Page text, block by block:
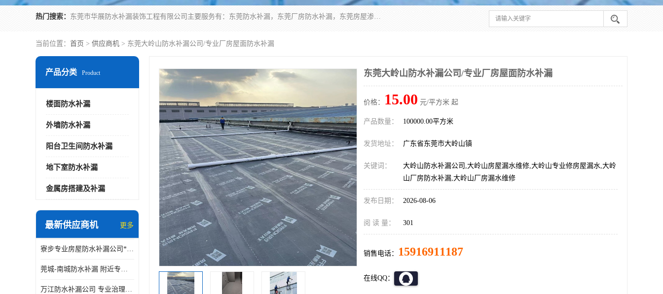
热门搜索： 东莞市华展防水补漏装饰工程有限公司主要服务有：东莞防水补漏，东莞厂房防水补漏，东莞房屋渗漏水维修，楼面漏水维修，裂缝补漏，伸缩缝补漏，卫生间防水改造，厕所漏水补漏，外墙窗台补漏，电梯井堵漏，地下车库防水引水工程等
当前位置： 首页 > 供应商机 > 东莞大岭山防水补漏公司/专业厂房屋面防水补漏
产品分类 Product
楼面防水补漏
外墙防水补漏
阳台卫生间防水补漏
地下室防水补漏
金属房搭建及补漏
最新供应商机 更多
寮步专业房屋防水补漏公司*华展防水，值得信赖的选择
莞城-南城防水补漏 附近专修房屋漏水 免费上门看现场 修不好不收费
万江防水补漏公司 专业治理各项建筑物渗漏水 精准选材 快速止水
东莞大岭山防水补漏公司/专业厂房屋面防水补漏
价格： 15.00 元/平方米 起
产品数量： 100000.00平方米
发货地址： 广东省东莞市大岭山镇
关键词：
大岭山防水补漏公司,大岭山房屋漏水维修,大岭山专业修房屋漏水,大岭
山厂房防水补漏,大岭山厂房漏水维修
发布日期： 2026-08-06
阅 读 量： 301
销售电话： 15916911187
在线QQ：